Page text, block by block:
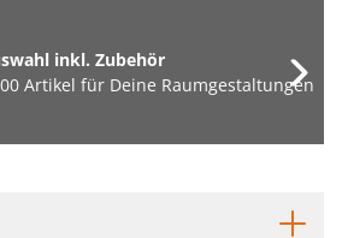
inkl. Zubehör
Artikel für Deine Raumgestaltungen